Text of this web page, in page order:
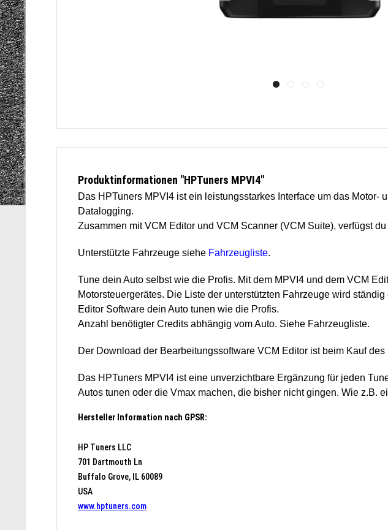
Produktinformationen "HPTuners MPVI4"
Das HPTuners MPVI4 ist ein leistungsstarkes Interface um das
Datalogging.
Zusammen mit VCM Editor und VCM Scanner (VCM Suite), verfügst
Unterstützte Fahrzeuge siehe Fahrzeugliste.
Tune dein Auto selbst wie die Profis. Mit dem MPVI4 und dem VCM
Motorsteuergerätes. Die Liste der unterstützten Fahrzeuge wird ständig
Editor Software dein Auto tunen wie die Profis.
Anzahl benötigter Credits abhängig vom Auto. Siehe Fahrzeugliste.
Der Download der Bearbeitungssoftware VCM Editor ist beim Kauf
Das HPTuners MPVI4 ist eine unverzichtbare Ergänzung für jeden
Autos tunen oder die Vmax machen, die bisher nicht gingen. Wie z.B.
Hersteller Information nach GPSR:
HP Tuners LLC
701 Dartmouth Ln
Buffalo Grove, IL 60089
USA
www.hptuners.com